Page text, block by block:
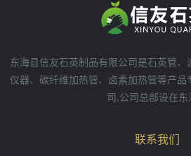
东海县信友石英制品有限公司是石英管
仪器、碳纤维加热管、卤素加热管等产
司,公司总部设在东
联系我们